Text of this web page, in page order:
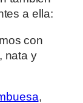
a ella:
con
nata y
,